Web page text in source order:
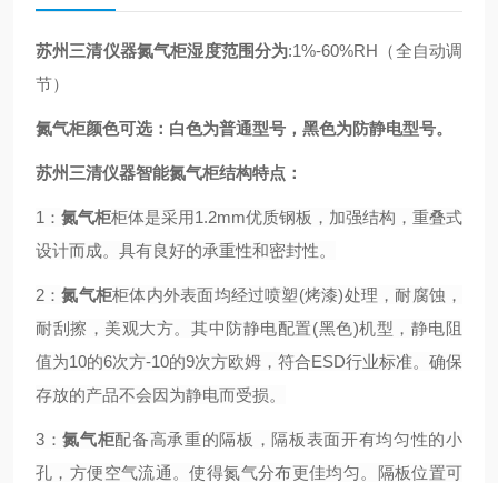
苏州三清仪器氮气柜湿度范围分为:1%-60%RH（全自动调
节）
氮气柜颜色可选：白色为普通型号，黑色为防静电型号。
苏州三清仪器智能氮气柜结构特点：
1： 氮气柜柜体是采用1.2mm优质钢板，加强结构，重叠式
设计而成。具有良好的承重性和密封性。
2：氮气柜柜体内外表面均经过喷塑(烤漆)处理，耐腐蚀，
耐刮擦，美观大方。其中防静电配置(黑色)机型，静电阻
值为10的6次方-10的9次方欧姆，符合ESD行业标准。确保
存放的产品不会因为静电而受损。
3：氮气柜配备高承重的隔板，隔板表面开有均匀性的小
孔，方便空气流通。使得氮气分布更佳均匀。隔板位置可